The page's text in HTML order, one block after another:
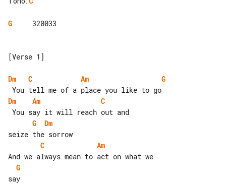
G
     320033
[Verse 1]
Dm C Am
G
Dm
Am
C
G
Dm
C
Am
G